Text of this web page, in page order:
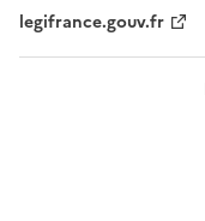
legifrance.gouv.fr